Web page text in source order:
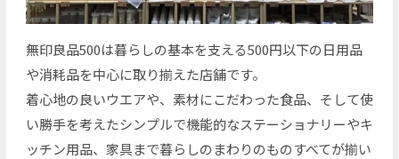
無印良品500は暮らしの基本を支える500円以下の日用品
や消耗品を中心に取り揃えた店舗です。
着心地の良いウエアや、素材にこだわった食品、そして使
い勝手を考えたシンプルで機能的なステーショナリーやキ
ッチン用品、家具まで暮らしのまわりのものすべてが揃い